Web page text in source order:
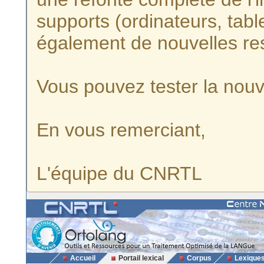
supports (ordinateurs,
également de nouvelles
Vous pouvez tester la
En vous remerciant,
L'équipe du CNRTL
Accueil Portail lexical Corpus